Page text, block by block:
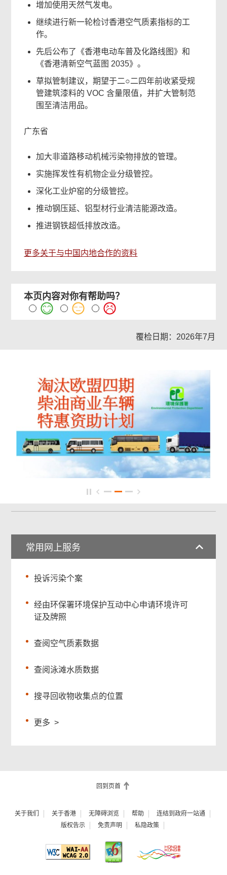
增加使用天然气发电。
继续进行新一轮检讨香港空气质素指标的工
作。
先后公布了《香港电动车普及化路线图》和
《香港清新空气蓝图 2035》。
草拟管制建议，期望于二○二四年前收紧受规
管建筑漆料的 VOC 含量限值，并扩大管制范
围至清洁用品。
广东省
加大非道路移动机械污染物排放的管理。
实施挥发性有机物企业分级管控。
深化工业炉窑的分级管控。
推动钢压延、铝型材行业清洁能源改造。
推进钢铁超低排放改造。
更多关于与中国内地合作的资料
本页内容对你有帮助吗？
覆检日期：2026年7月
常用网上服务
投诉污染个案
经由环保署环境保护互动中心申请环境许可
证及牌照
查阅空气质素数据
查阅泳滩水质数据
搜寻回收物收集点的位置
更多 >
回到页首
关于我们 关于香港 无障碍浏览 帮助
连结到政府一站通
版权告示
免责声明 私隐政策